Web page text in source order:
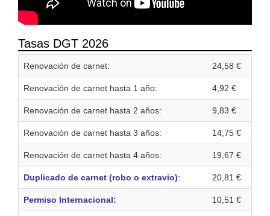
Tasas DGT 2026
Renovación de carnet: 24,58 €
Renovación de carnet hasta 1 año: 4,92 €
Renovación de carnet hasta 2 años: 9,83 €
Renovación de carnet hasta 3 años: 14,75 €
Renovación de carnet hasta 4 años: 19,67 €
Duplicado de carnet (robo o extravio): 20,81 €
Permiso Internacional: 10,51 €